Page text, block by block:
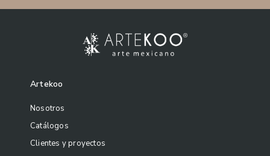
Artekoo
Nosotros
Catálogos
Clientes y proyectos